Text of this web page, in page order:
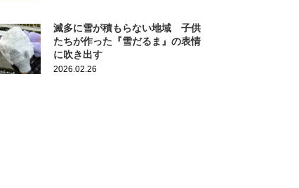
滅多に雪が積もらない地域 子供
たちが作った『雪だるま』の表情
に吹き出す
2026.02.26